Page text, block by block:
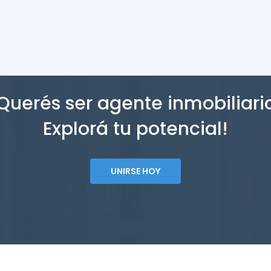
ser agente
Explorá tu potencial!
UNIRSE HOY